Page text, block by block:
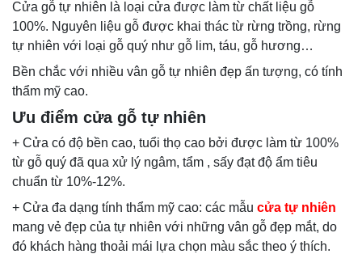
Cửa gỗ tự nhiên là loại cửa được làm từ chất liệu gỗ
100%. Nguyên liệu gỗ được khai thác từ rừng trồng, rừng
tự nhiên với loại gỗ quý như gỗ lim, táu, gỗ hương…
Bền chắc với nhiều vân gỗ tự nhiên đẹp ấn tượng, có tính
thẩm mỹ cao.
Ưu điểm cửa gỗ tự nhiên
+ Cửa có độ bền cao, tuổi thọ cao bởi được làm từ 100%
từ gỗ quý đã qua xử lý ngâm, tẩm , sấy đạt độ ẩm tiêu
chuẩn từ 10%-12%.
+ Cửa đa dạng tính thẩm mỹ cao: các mẫu cửa tự nhiên
mang vẻ đẹp của tự nhiên với những vân gỗ đẹp mắt, do
đó khách hàng thoải mái lựa chọn màu sắc theo ý thích.